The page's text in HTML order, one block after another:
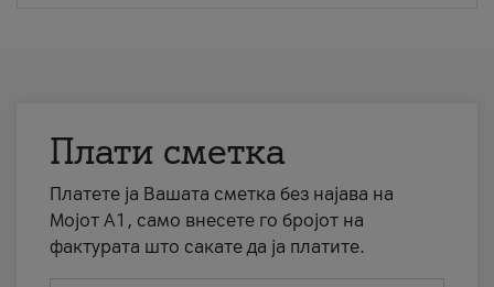
Плати сметка
Платете ја Вашата сметка без најава на
Мојот А1, само внесете го бројот на
фактурата што сакате да ја платите.